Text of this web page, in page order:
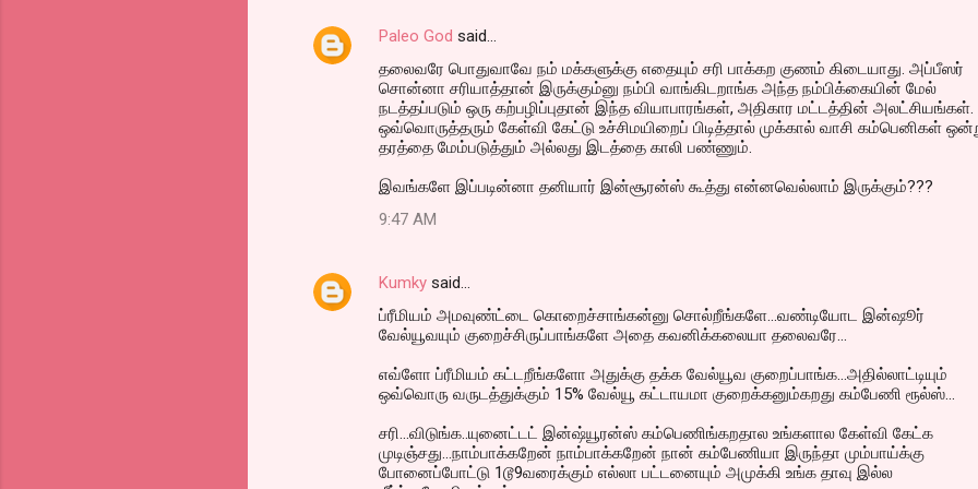
Paleo God said…
தலைவரே பொதுவாவே நம் மக்களுக்கு எதையும் சரி பாக்கற குணம் கிடையாது. அப்பீஸர்
சொன்னா சரியாத்தான் இருக்கும்னு நம்பி வாங்கிடறாங்க அந்த நம்பிக்கையின் மேல்
நடத்தப்படும் ஒரு கற்பழிப்புதான் இந்த வியாபாரங்கள், அதிகார மட்டத்தின் அலட்சியங்கள்.
ஒவ்வொருத்தரும் கேள்வி கேட்டு உச்சிமயிறைப் பிடித்தால் முக்கால் வாசி கம்பெனிகள்
தரத்தை மேம்படுத்தும் அல்லது இடத்தை காலி பண்ணும்.
இவங்களே இப்படின்னா தனியார் இன்சூரன்ஸ் கூத்து என்னவெல்லாம் இருக்கும்???
9:47 AM
Kumky said…
ப்ரீமியம் அமவுண்ட்டை கொறைச்சாங்கன்னு சொல்றீங்களே...வண்டியோட இன்ஷூர்
வேல்யூவயும் குறைச்சிருப்பாங்களே அதை கவனிக்கலையா தலைவரே...
எவ்ளோ ப்ரீமியம் கட்டறீங்களோ அதுக்கு தக்க வேல்யூவ குறைப்பாங்க...அதில்லாட்டியும்
ஒவ்வொரு வருடத்துக்கும் 15% வேல்யூ கட்டாயமா குறைக்கனும்கறது கம்பேணி ரூல்ஸ்...
சரி...விடுங்க..யுனைட்டட் இன்ஷ்யூரன்ஸ் கம்பெணிங்கறதால உங்களால கேள்வி கேட்க
முடிஞ்சது...நாம்பாக்கறேன் நாம்பாக்கறேன் நான் கம்பேணியா இருந்தா மும்பாய்க்கு
போனைப்போட்டு 1டூ9வரைக்கும் எல்லா பட்டனையும் அமுக்கி உங்க தாவு இல்ல